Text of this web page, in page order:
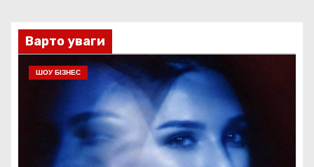
Варто уваги
ШОУ БІЗНЕС